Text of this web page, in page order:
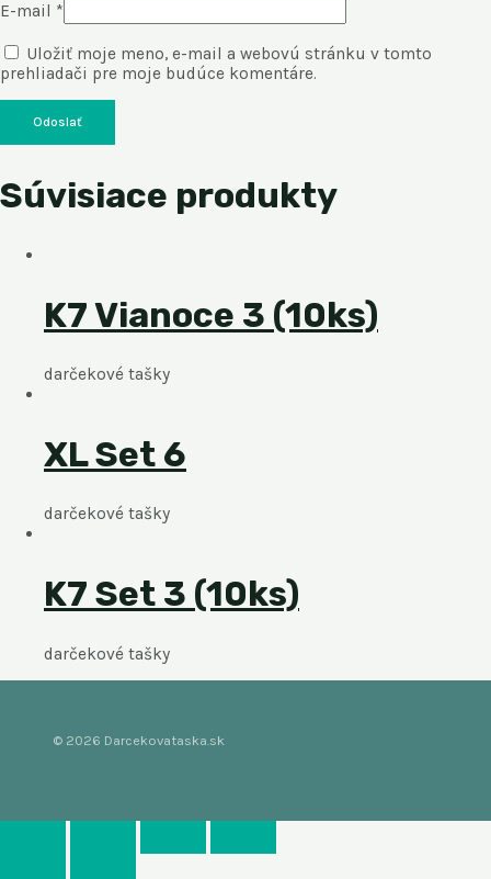
E-mail *
Uložiť moje meno, e-mail a webovú stránku v tomto
prehliadači pre moje budúce komentáre.
Súvisiace produkty
K7 Vianoce 3 (10ks)
darčekové tašky
XL Set 6
darčekové tašky
K7 Set 3 (10ks)
darčekové tašky
© 2026 Darcekovataska.sk